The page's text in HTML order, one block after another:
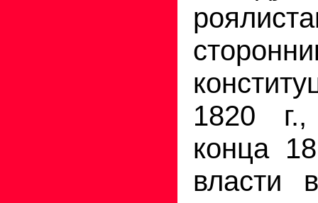
1820
конца
власти